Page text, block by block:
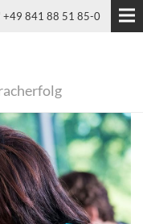
+49 841 88 51 85-0